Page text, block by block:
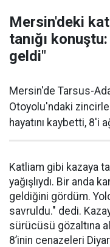
Mersin'deki
tanığı
geldi"
Mersin'de Tarsus-
Otoyolu'ndaki
hayatını kaybetti, 8'i
Katliam gibi kazaya
yağışlıydı. Bir anda
geldiğini gördüm.
savruldu." dedi.
sürücüsü gözaltına
8’inin cenazeleri